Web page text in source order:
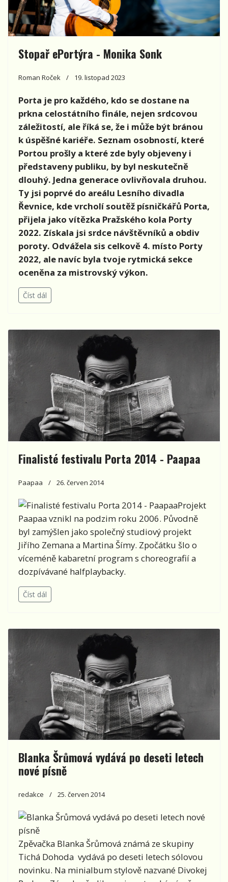
Stopař ePortýra - Monika Sonk
Roman Roček 19. listopad 2023
Porta je pro každého, kdo se dostane na
prkna celostátního finále, nejen srdcovou
záležitostí, ale říká se, že i může být bránou
k úspěšné kariéře. Seznam osobností, které
Portou prošly a které zde byly objeveny i
představeny publiku, by byl neskutečně
dlouhý. Jedna generace ovlivňovala druhou.
Ty jsi poprvé do areálu Lesního divadla
Řevnice, kde vrcholí soutěž písničkářů Porta,
přijela jako vítězka Pražského kola Porty
2022. Získala jsi srdce návštěvníků a obdiv
poroty. Odvážela sis celkově 4. místo Porty
2022, ale navíc byla tvoje rytmická sekce
oceněna za mistrovský výkon.
Číst dál
Finalisté festivalu Porta 2014 - Paapaa
Paapaa 26. červen 2014
Projekt
Paapaa vznikl na podzim roku 2006. Původně
byl zamýšlen jako společný studiový projekt
Jiřího Zemana a Martina Šímy. Zpočátku šlo o
víceméně kabaretní program s choreografií a
dozpívávané halfplaybacky.
Číst dál
Blanka Šrůmová vydává po deseti letech
nové písně
redakce 25. červen 2014
Zpěvačka Blanka Šrůmová známá ze skupiny
Tichá Dohoda vydává po deseti letech sólovou
novinku. Na minialbum stylově nazvané Divokej